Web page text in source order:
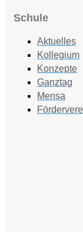
Schule
Aktuelles
Kollegium
Konzepte
Ganztag
Mensa